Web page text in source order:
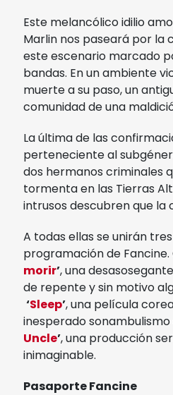
Este melancólico idilio
Marlin nos paseará por la
este escenario marcado
bandas. En un ambiente
muerte a su paso, un
comunidad de una
La última de las
perteneciente al
dos hermanos criminales
tormenta en las Tierras
intrusos descubren que la
A todas ellas se unirán
programación de
morir’, una
de repente y sin motivo
‘Sleep’, una película
inesperado
Uncle’, una producción
inimaginable.
Pasaporte Fancine